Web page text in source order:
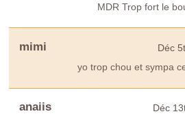
MDR Trop fort le
mimi Déc
yo trop chou et sympa
anaiis Déc